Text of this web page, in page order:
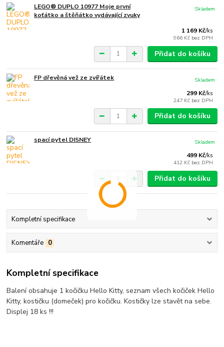
LEGO® DUPLO 10977 Moje první
koťátko a štěňátko vydávající zvuky
1 169 Kč/ks
966 Kč bez DPH
Skladem
Přidat do košíku
FP dřevěná vež ze zvířátek
299 Kč/ks
247 Kč bez DPH
Skladem
Přidat do košíku
spací pytel DISNEY
499 Kč/ks
412 Kč bez DPH
Skladem
Přidat do košíku
Kompletní specifikace
Komentáře 0
Kompletní specifikace
Balení obsahuje 1 kočičku Hello Kitty, seznam všech kočiček Hello
Kitty, kostičku (domeček) pro kočičku. Kostičky lze stavět na sebe.
Displej 18 ks !!!